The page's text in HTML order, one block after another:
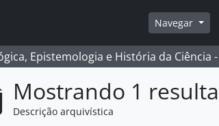
Navegar
Epistemologia e História da Ciência -
Mostrando 1
Descrição arquivística